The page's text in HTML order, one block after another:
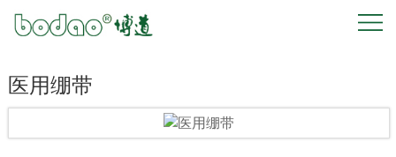
首
关
医用绷带